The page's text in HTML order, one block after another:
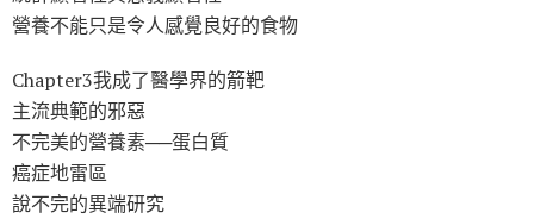
營養不能只是令人感覺良好的食物
Chapter3我成了醫學界的箭靶
主流典範的邪惡
不完美的營養素──蛋白質
癌症地雷區
說不完的異端研究